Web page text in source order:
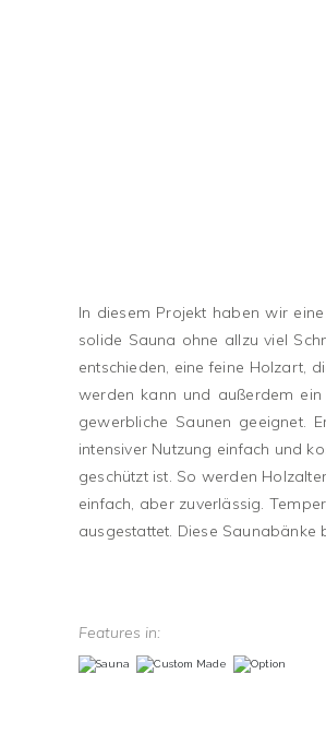
In diesem Projekt haben wir
solide Sauna ohne allzu viel
entschieden, eine feine Holzart,
werden kann und außerdem
gewerbliche Saunen geeignet.
intensiver Nutzung einfach und
geschützt ist. So werden
einfach, aber zuverlässig.
ausgestattet. Diese
Features in: